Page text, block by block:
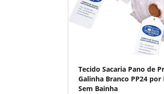
Tecido Sacaria Pano de
Galinha Branco PP24
Sem Bainha